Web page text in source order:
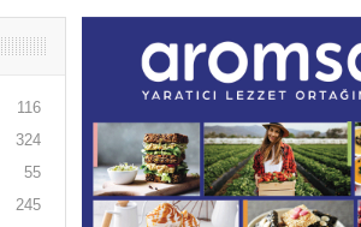
116
324
55
245